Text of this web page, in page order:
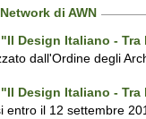
di AWN
Design Italiano -
dall'Ordine degli
Design Italiano -
entro il 12 settembre